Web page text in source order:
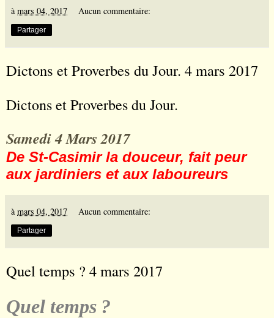
à mars 04, 2017 Aucun commentaire:
Partager
Dictons et Proverbes du Jour. 4 mars 2017
Dictons et Proverbes du Jour.
Samedi 4 Mars 2017
De St-Casimir la douceur, fait peur
aux jardiniers et aux laboureurs
àmars 04, 2017 Aucun commentaire:
Partager
Quel temps ? 4 mars 2017
Quel temps ?